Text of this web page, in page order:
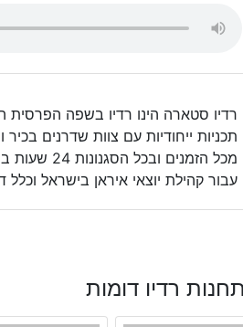
רדיו סטארה הינו רדיו בשפה
תכניות ייחודיות עם צוות שדרנים
עבור קהילת יוצאי איראן בישראל
רדיו דומות